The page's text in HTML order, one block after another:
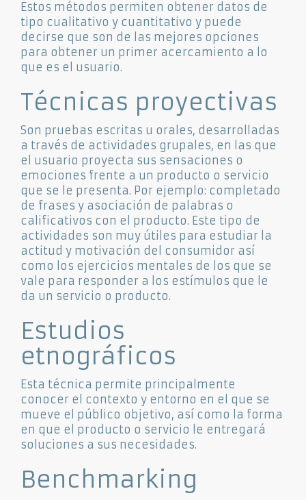
Estos métodos permiten obtener datos de
tipo cualitativo y cuantitativo y puede
decirse que son de las mejores opciones
para obtener un primer acercamiento a lo
que es el usuario.
Técnicas proyectivas
Son pruebas escritas u orales, desarrolladas
a través de actividades grupales, en las que
el usuario proyecta sus sensaciones o
emociones frente a un producto o servicio
que se le presenta. Por ejemplo: completado
de frases y asociación de palabras o
calificativos con el producto. Este tipo de
actividades son muy útiles para estudiar la
actitud y motivación del consumidor así
como los ejercicios mentales de los que se
vale para responder a los estímulos que le
da un servicio o producto.
Estudios
etnográficos
Esta técnica permite principalmente
conocer el contexto y entorno en el que se
mueve el público objetivo, así como la forma
en que el producto o servicio le entregará
soluciones a sus necesidades.
Benchmarking